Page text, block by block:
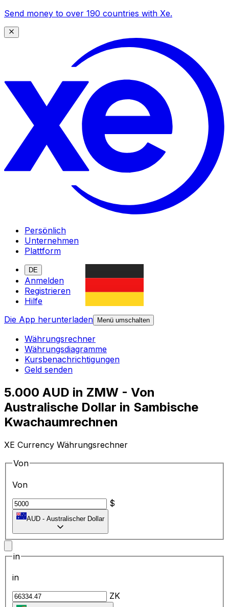
Send money to over 190 countries with Xe.
Persönlich
Unternehmen
Plattform
DE
Anmelden
Registrieren
Hilfe
Die App herunterladen
Menü umschalten
Währungsrechner
Währungsdiagramme
Kursbenachrichtigungen
Geld senden
5.000 AUD in ZMW - Von
Australische Dollar in Sambische
Kwachaumrechnen
XE Currency Währungsrechner
Von
Von
$
AUD - Australischer Dollar
in
in
ZK